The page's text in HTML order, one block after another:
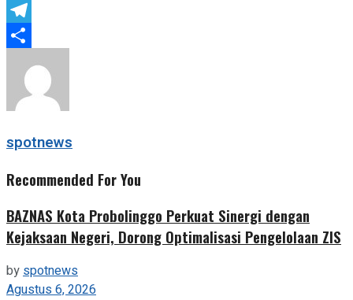
Twitter
Telegram
Share
spotnews
Recommended For You
BAZNAS Kota Probolinggo Perkuat Sinergi dengan
Kejaksaan Negeri, Dorong Optimalisasi Pengelolaan ZIS
byspotnews
Agustus 6, 2026